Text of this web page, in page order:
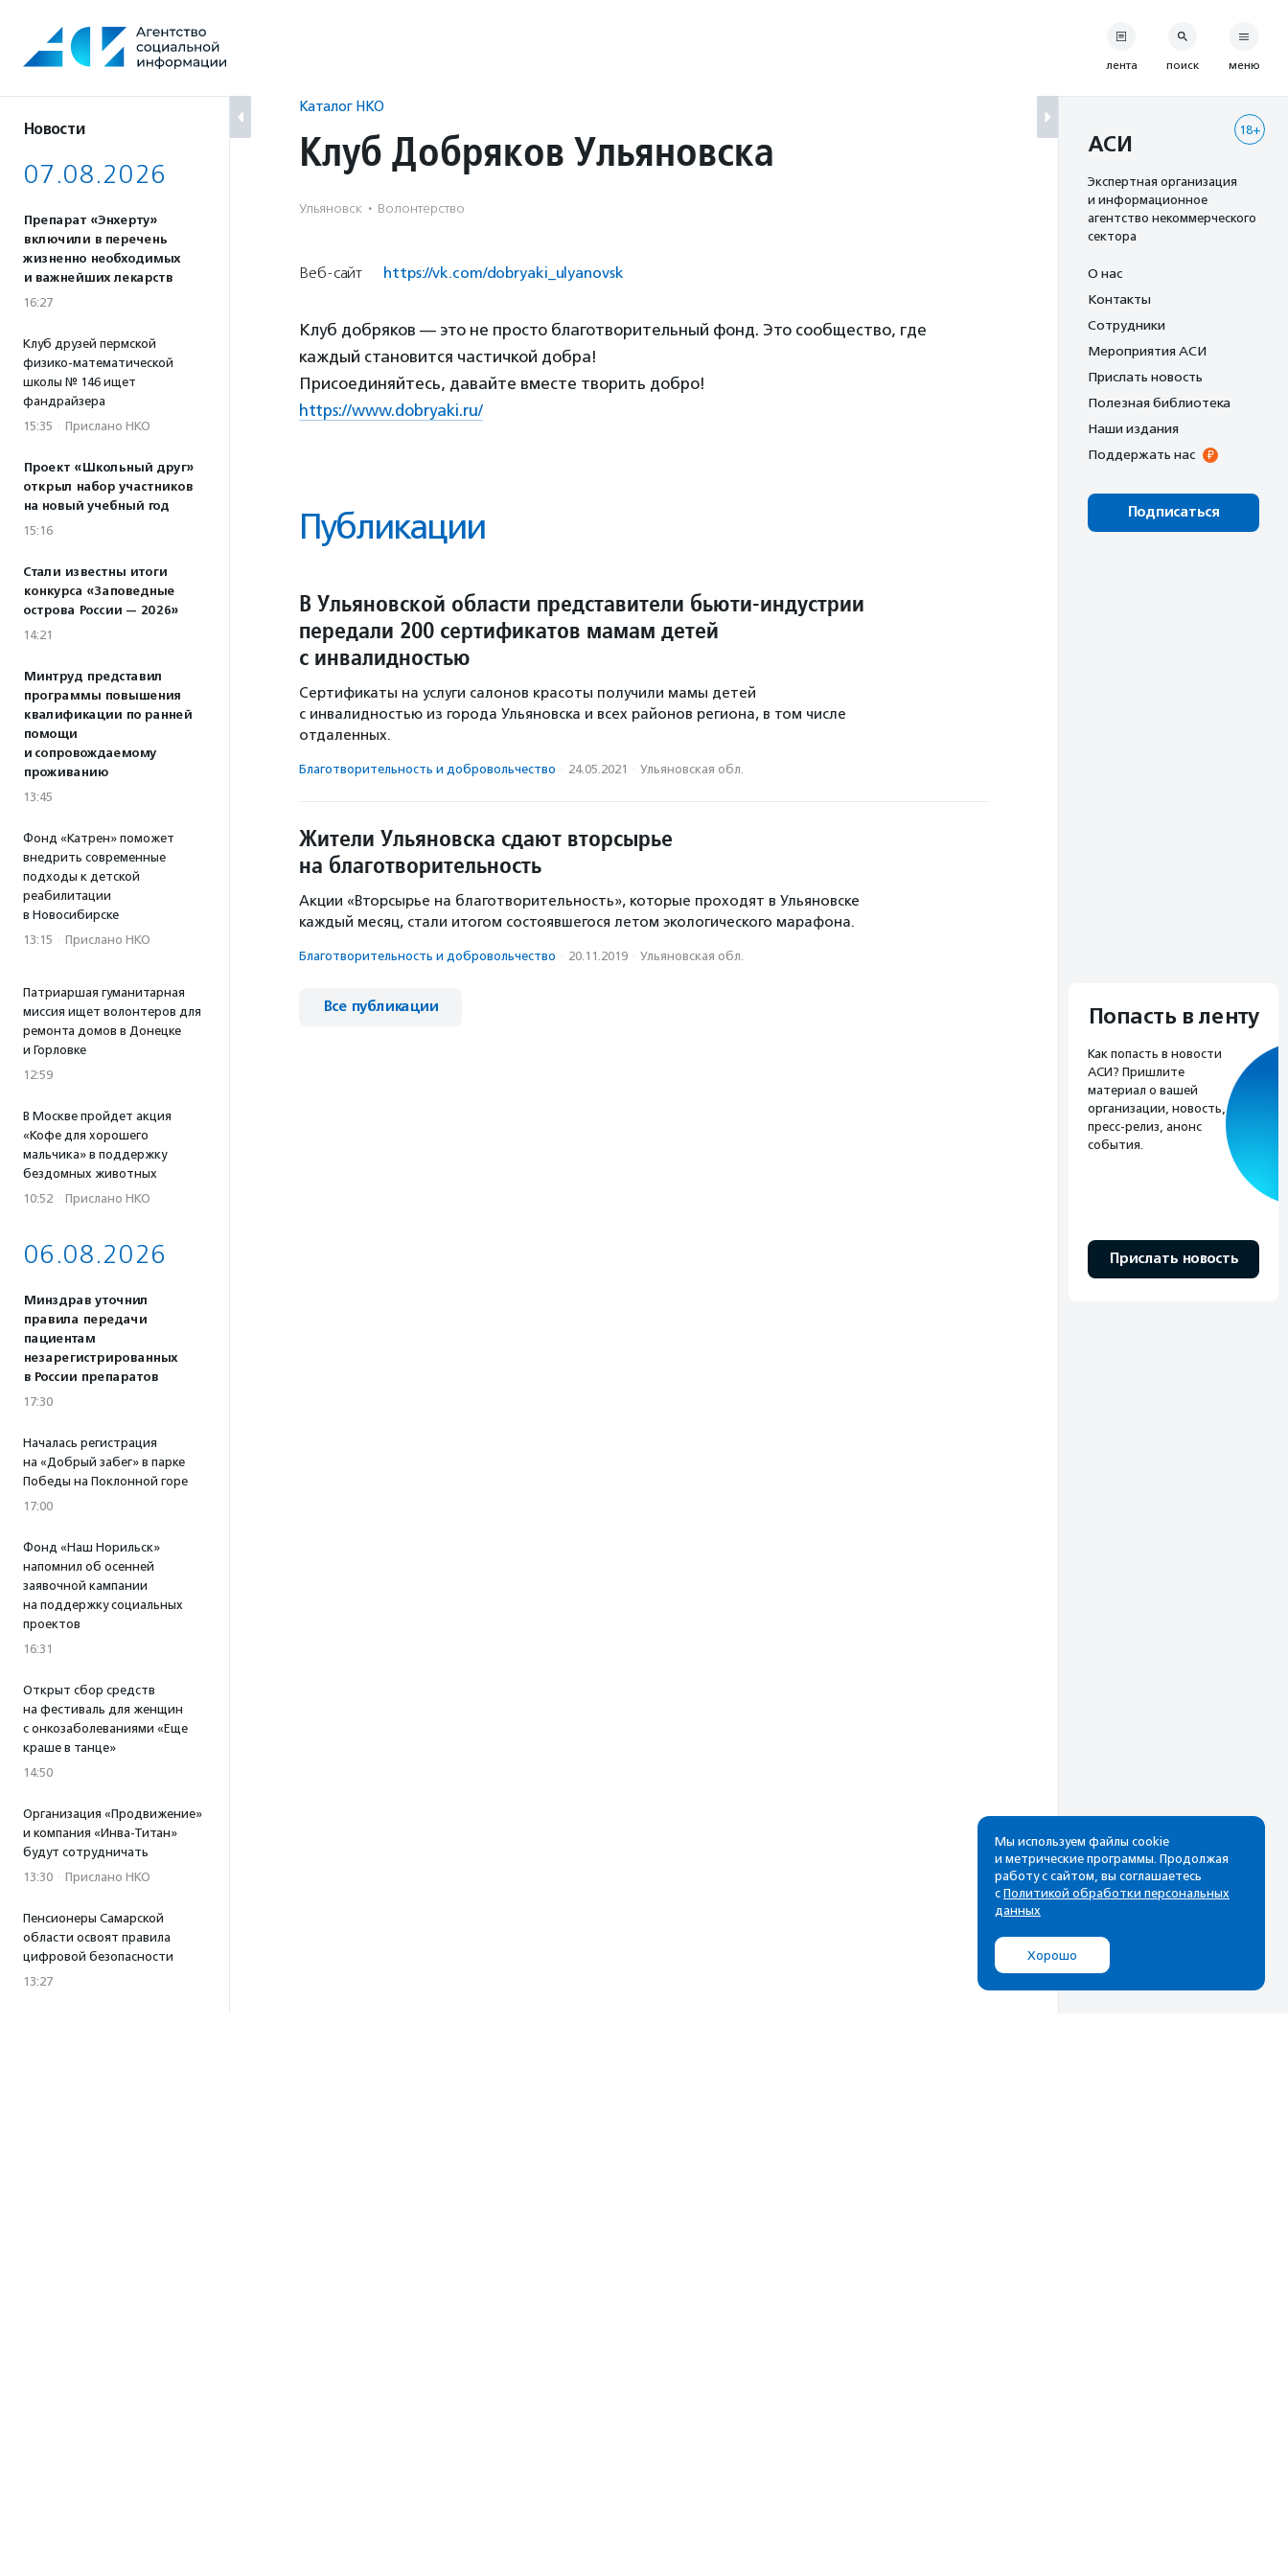
содержанию
Новости
07.08.2026
Препарат «Энхерту»
включили в перечень
жизненно необходимых
и важнейших лекарств
16:27
Клуб друзей пермской
физико-математической
школы № 146 ищет
фандрайзера
15:35 · Прислано НКО
Проект «Школьный друг»
открыл набор участников
на новый учебный год
15:16
Стали известны итоги
конкурса «Заповедные
острова России — 2026»
14:21
Минтруд представил
программы повышения
квалификации по ранней
помощи
и сопровождаемому
проживанию
13:45
Фонд «Катрен» поможет
внедрить современные
подходы к детской
реабилитации
в Новосибирске
13:15 · Прислано НКО
Патриаршая гуманитарная
миссия ищет волонтеров для
ремонта домов в Донецке
и Горловке
12:59
В Москве пройдет акция
«Кофе для хорошего
мальчика» в поддержку
бездомных животных
10:52 · Прислано НКО
06.08.2026
Минздрав уточнил
правила передачи
пациентам
незарегистрированных
в России препаратов
17:30
Началась регистрация
на «Добрый забег» в парке
Победы на Поклонной горе
17:00
Фонд «Наш Норильск»
напомнил об осенней
заявочной кампании
на поддержку социальных
проектов
16:31
Открыт сбор средств
на фестиваль для женщин
с онкозаболеваниями «Еще
краше в танце»
14:50
Организация «Продвижение»
и компания «Инва-Титан»
будут сотрудничать
13:30 · Прислано НКО
Пенсионеры Самарской
области освоят правила
цифровой безопасности
13:27
Каталог НКО
Клуб Добряков Ульяновска
Ульяновск · Волонтерство
Веб-сайт https://vk.com/dobryaki_ulyanovsk
Клуб добряков — это не просто благотворительный фонд. Это сообщество, где
каждый становится частичкой добра!
Присоединяйтесь, давайте вместе творить добро!
https://www.dobryaki.ru/
Публикации
В Ульяновской области представители бьюти-индустрии
передали 200 сертификатов мамам детей
с инвалидностью
Сертификаты на услуги салонов красоты получили мамы детей
с инвалидностью из города Ульяновска и всех районов региона, в том числе
отдаленных.
Благотвори­тель­ность и доброволь­чест­во · 24.05.2021 · Ульяновская обл.
Жители Ульяновска сдают вторсырье
на благотворительность
Акции «Вторсырье на благотворительность», которые проходят в Ульяновске
каждый месяц, стали итогом состоявшегося летом экологического марафона.
Благотвори­тель­ность и доброволь­чест­во · 20.11.2019 · Ульяновская обл.
Все публикации
лента поиск меню
18+
АСИ
Экспертная организация
и информационное
агентство некоммерческого
сектора
О нас
Контакты
Сотрудники
Мероприятия АСИ
Прислать новость
Полезная библиотека
Наши издания
Поддержать нас
Подписаться
Попасть в ленту
Как попасть в новости
АСИ? Пришлите
материал о вашей
организации, новость,
пресс-релиз, анонс
события.
Прислать новость
Рассылка
Cамые свежие новости,
почтовом ящике
Мы используем файлы cookie
и метрические программы. Продолжая
работу с сайтом, вы соглашаетесь
с Политикой обработки персональных
данных
Хорошо